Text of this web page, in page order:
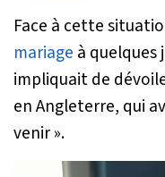
Face à cette
mariage à quelques
impliquait de
en Angleterre, qui
venir».